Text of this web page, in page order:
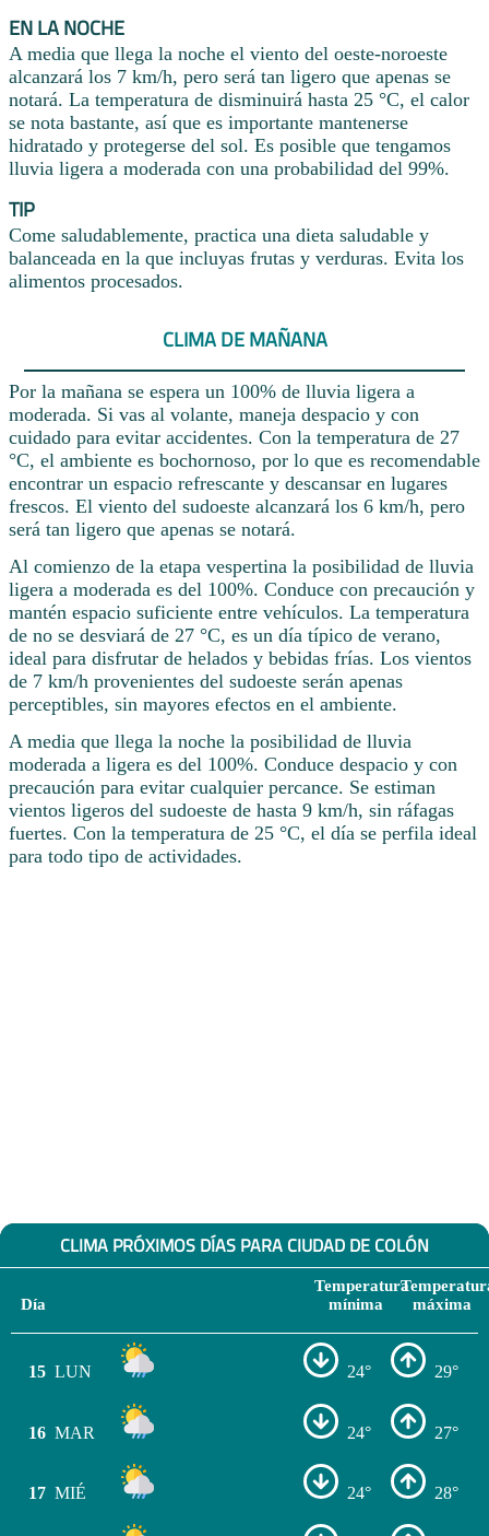
EN LA NOCHE
A media que llega la noche el viento del oeste-noroeste
alcanzará los 7 km/h, pero será tan ligero que apenas se
notará. La temperatura de disminuirá hasta 25 °C, el calor
se nota bastante, así que es importante mantenerse
hidratado y protegerse del sol. Es posible que tengamos
lluvia ligera a moderada con una probabilidad del 99%.
TIP
Come saludablemente, practica una dieta saludable y
balanceada en la que incluyas frutas y verduras. Evita los
alimentos procesados.
CLIMA DE MAÑANA
Por la mañana se espera un 100% de lluvia ligera a
moderada. Si vas al volante, maneja despacio y con
cuidado para evitar accidentes. Con la temperatura de 27
°C, el ambiente es bochornoso, por lo que es recomendable
encontrar un espacio refrescante y descansar en lugares
frescos. El viento del sudoeste alcanzará los 6 km/h, pero
será tan ligero que apenas se notará.
Al comienzo de la etapa vespertina la posibilidad de lluvia
ligera a moderada es del 100%. Conduce con precaución y
mantén espacio suficiente entre vehículos. La temperatura
de no se desviará de 27 °C, es un día típico de verano,
ideal para disfrutar de helados y bebidas frías. Los vientos
de 7 km/h provenientes del sudoeste serán apenas
perceptibles, sin mayores efectos en el ambiente.
A media que llega la noche la posibilidad de lluvia
moderada a ligera es del 100%. Conduce despacio y con
precaución para evitar cualquier percance. Se estiman
vientos ligeros del sudoeste de hasta 9 km/h, sin ráfagas
fuertes. Con la temperatura de 25 °C, el día se perfila ideal
para todo tipo de actividades.
CLIMA PRÓXIMOS DÍAS PARA CIUDAD DE COLÓN
Día
Temperatura
mínima
máxima
15 LUN 24° 29°
16 MAR 24° 27°
17 MIÉ 24° 28°